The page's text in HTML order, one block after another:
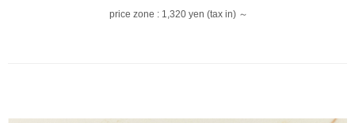
price zone : 1,320 yen (tax in) ～